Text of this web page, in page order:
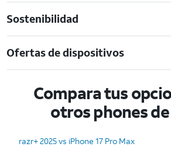
Sostenibilidad
Ofertas de dispositivos
Compara tus
otros phones de
razr+ 2025 vs iPhone 17 Pro Max